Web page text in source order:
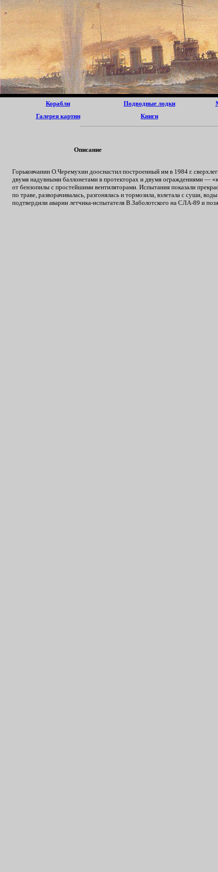
Корабли Подводные лодки
Галерея картин
Книги
Описание
Горьковчанин О.Черемухин дооснастил построенный им в 1984 г.
двумя надувными баллонетами в протекторах и двумя ограждениями —
от бензопилы с простейшими вентиляторами. Испытания показали
по траве, разворачивалась, разгонялась и тормозила, взлетала с суши,
подтвердили аварии летчика-испытателя В.Заболотского на СЛА-89 и